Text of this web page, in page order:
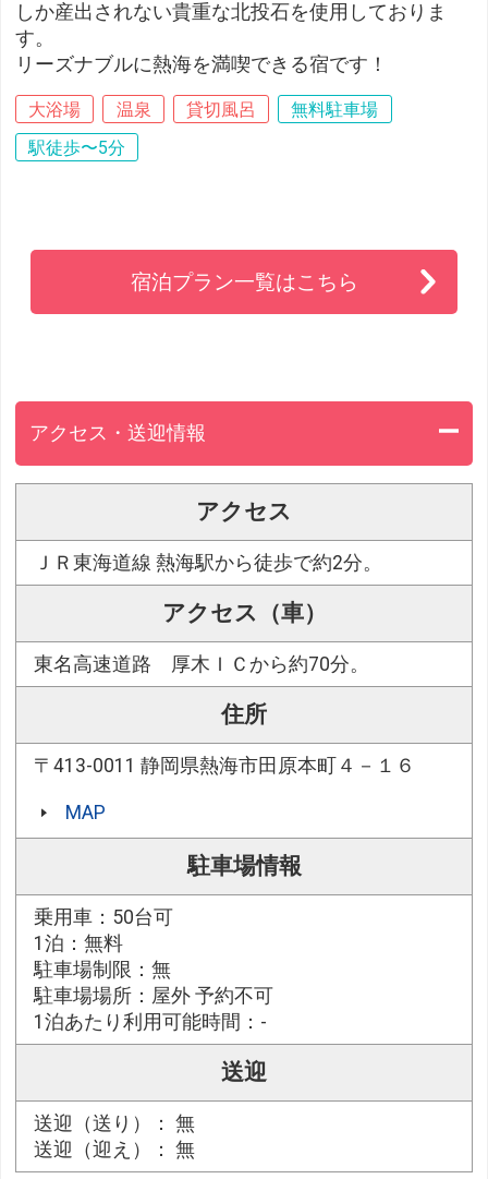
しか産出されない貴重な北投石を使用しておりま
す。
リーズナブルに熱海を満喫できる宿です！
大浴場 温泉 貸切風呂
無料駐車場
駅徒歩〜5分
宿泊プラン一覧はこちら
アクセス・送迎情報
アクセス
ＪＲ東海道線 熱海駅から徒歩で約2分。
アクセス（車）
東名高速道路 厚木ＩＣから約70分。
住所
〒413-0011 静岡県熱海市田原本町４－１６
MAP
駐車場情報
乗用車：50台可
1泊：無料
駐車場制限：無
駐車場場所：屋外 予約不可
1泊あたり利用可能時間：-
送迎
送迎（送り）： 無
送迎（迎え）： 無